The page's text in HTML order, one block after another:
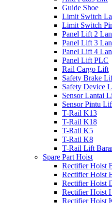
Guide Shoe
Limit Switch
Limit Switch
Panel Lift 2
Panel Lift 3
Panel Lift 4
Panel Lift PLC
Rail Cargo Lift
Safety Brake
Safety Device
Sensor Lantai
Sensor Pintu
T-Rail K13
T-Rail K18
T-Rail K5
T-Rail K8
T-Rail Lift
Spare Part Hoist
Rectifier Hoist
Rectifier Hoist
Rectifier Hoist
Rectifier Hoist
Rectifier Hoist